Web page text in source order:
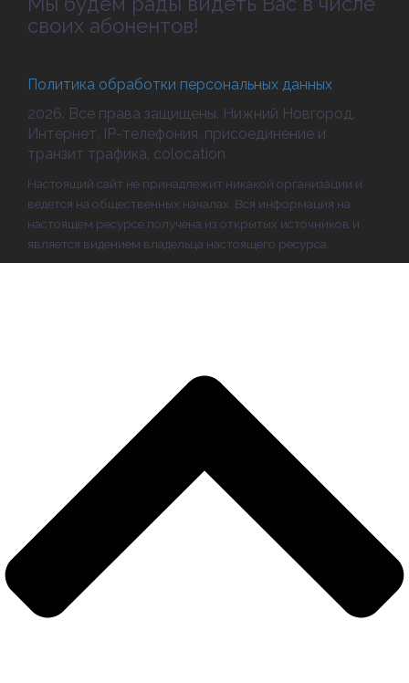
своих абонентов!
Политика обработки персональных данных
2026. Все права защищены. Нижний Новгород.
Интернет, IP-телефония, присоединение и
транзит трафика, colocation
Настоящий сайт не принадлежит никакой организации и
ведется на общественных началах. Вся информация на
настоящем ресурсе получена из открытых источников и
является видением владельца настоящего ресурса.